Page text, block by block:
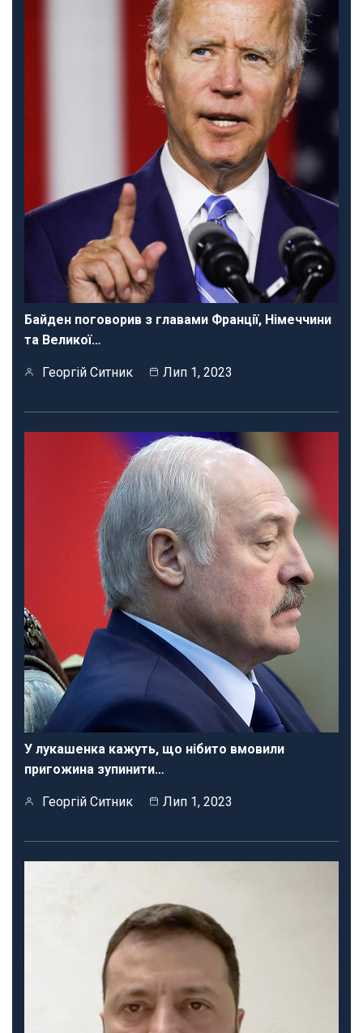
Байден поговорив з главами Франції, Німеччини
та Великої…
Георгій Ситник Лип 1, 2023
У лукашенка кажуть, що нібито вмовили
пригожина зупинити…
Георгій Ситник Лип 1, 2023